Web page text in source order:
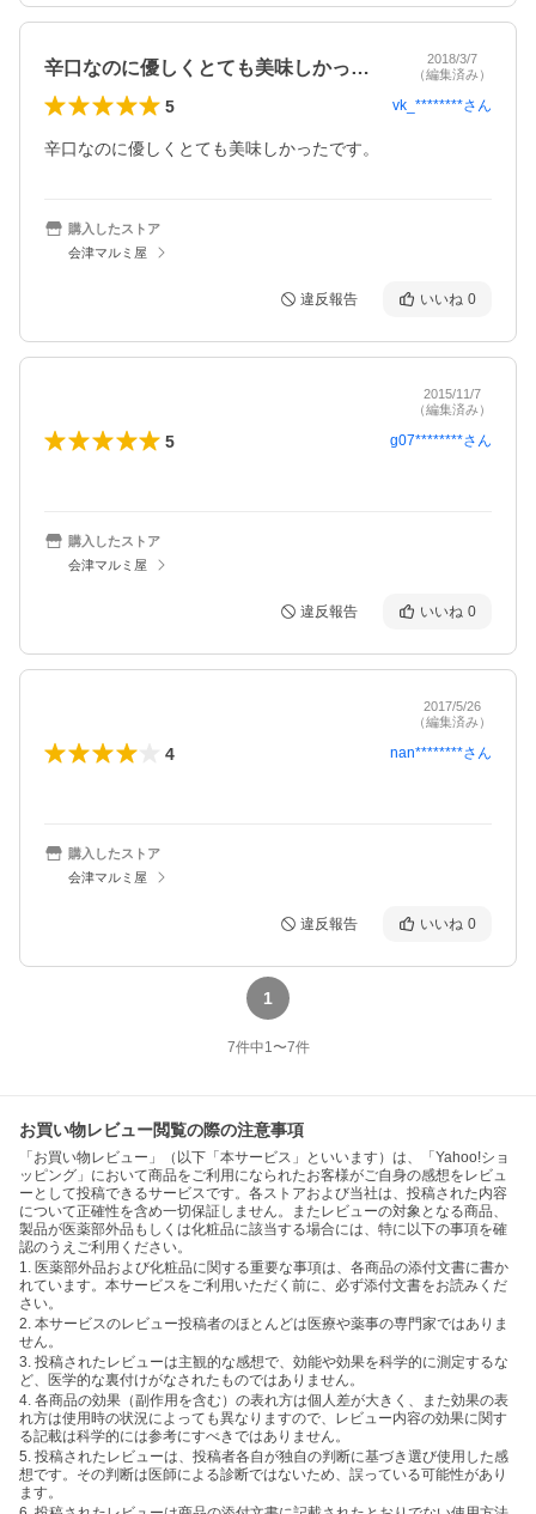
辛口なのに優しくとても美味しかったです…
2018/3/7
（編集済み）
5 vk_********さん
辛口なのに優しくとても美味しかったです。
購入したストア
会津マルミ屋
違反報告 いいね 0
2015/11/7
（編集済み）
5 g07********さん
購入したストア
会津マルミ屋
違反報告 いいね 0
2017/5/26
（編集済み）
4 nan********さん
購入したストア
会津マルミ屋
違反報告 いいね 0
1
7件中1〜7件
お買い物レビュー閲覧の際の注意事項
「お買い物レビュー」（以下「本サービス」といいます）は、「Yahoo!ショ
ッピング」において商品をご利用になられたお客様がご自身の感想をレビュ
ーとして投稿できるサービスです。各ストアおよび当社は、投稿された内容
について正確性を含め一切保証しません。またレビューの対象となる商品、
製品が医薬部外品もしくは化粧品に該当する場合には、特に以下の事項を確
認のうえご利用ください。
1. 医薬部外品および化粧品に関する重要な事項は、各商品の添付文書に書か
れています。本サービスをご利用いただく前に、必ず添付文書をお読みくだ
さい。
2. 本サービスのレビュー投稿者のほとんどは医療や薬事の専門家ではありま
せん。
3. 投稿されたレビューは主観的な感想で、効能や効果を科学的に測定するな
ど、医学的な裏付けがなされたものではありません。
4. 各商品の効果（副作用を含む）の表れ方は個人差が大きく、また効果の表
れ方は使用時の状況によっても異なりますので、レビュー内容の効果に関す
る記載は科学的には参考にすべきではありません。
5. 投稿されたレビューは、投稿者各自が独自の判断に基づき選び使用した感
想です。その判断は医師による診断ではないため、誤っている可能性があり
ます。